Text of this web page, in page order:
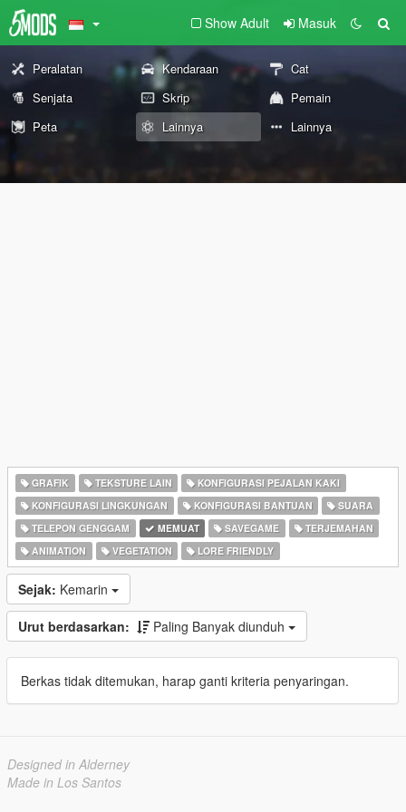
Show Adult Masuk
Peralatan Kendaraan
Cat
Senjata
Skrip
Pemain
Peta
Lainnya Lainnya
GRAFIK TEKSTURE LAIN
KONFIGURASI PEJALAN KAKI
KONFIGURASI LINGKUNGAN
KONFIGURASI BANTUAN
SUARA
TELEPON GENGGAM
MEMUAT SAVEGAME
TERJEMAHAN
ANIMATION
VEGETATION LORE FRIENDLY
Sejak: Kemarin
Urut berdasarkan: Paling Banyak diunduh
Berkas tidak ditemukan, harap ganti kriteria penyaringan.
Designed in Alderney
Made in Los Santos